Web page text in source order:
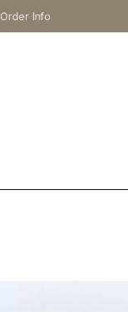
Order Info